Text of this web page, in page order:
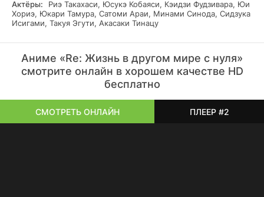
Актёры:
Риэ Такахаси, Юсукэ Кобаяси, Кэидзи Фудзивара, Юи
Хориэ, Юкари Тамура, Сатоми Араи, Минами Синода, Сидзука
Исигами, Такуя Эгути, Акасаки Тинацу
Аниме «Re: Жизнь в другом мире с нуля»
смотрите онлайн в хорошем качестве HD
бесплатно
СМОТРЕТЬ ОНЛАЙН ПЛЕЕР #2